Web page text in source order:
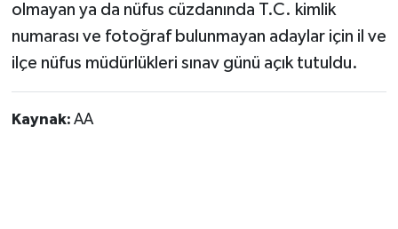
olmayan ya da nüfus cüzdanında T.C. kimlik
numarası ve fotoğraf bulunmayan adaylar için il ve
ilçe nüfus müdürlükleri sınav günü açık tutuldu.
Kaynak: AA